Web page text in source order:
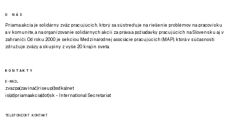
O NÁS
Priama akcia je solidárny zväz pracujúcich, ktorý sa sústreďuje na riešenie problémov na pracovisku
a v komunite, a na organizovanie solidárnych akcií za práva a požiadavky pracujúcich na Slovensku aj v
zahraničí. Od roku 2000 je sekciou Medzinárodnej asociácie pracujúcich (MAP), ktorá v súčasnosti
združuje zväzy a skupiny z vyše 20 krajín sveta.
KONTAKTY
E-MAIL
zvazpa(zavináč)riseup(bodka)net
is(at)priamaakcia(dot)sk - International Secretariat
TELEFONICKÝ KONTAKT